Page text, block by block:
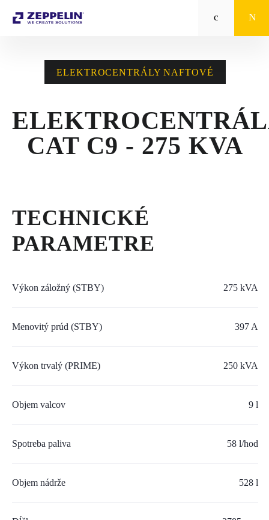
STROJE PRE
MALÁ MECHANIZÁCIA
POŽIČOVŇA
POUŽITÉ STROJE
MÔJSTROJ.SK
AKCIOVÉ PONUKY
O NÁS
ELEKTROCENTRÁLY NAFTOVÉ
CAT C9 - 275 KVA
TECHNICKÉ
PARAMETRE
Výkon záložný (STBY) 275 kVA
Menovitý prúd (STBY) 397 A
Výkon trvalý (PRIME) 250 kVA
Objem valcov 9 l
Spotreba paliva 58 l/hod
Objem nádrže 528 l